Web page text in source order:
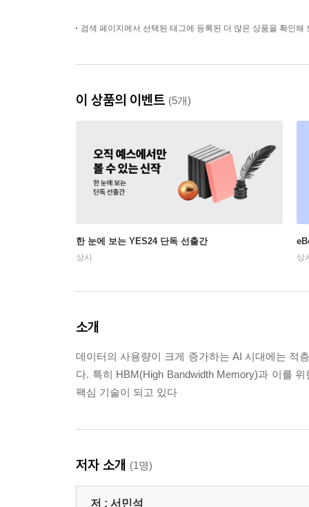
검색 페이지에서 선택된 태그에 등록된 더 많은 상품을 확인해
이 상품의 이벤트 (5개)
한 눈에 보는 YES24 단독 선출간
상시 상
소개
데이터의 사용량이 크게 증가하는 AI 시대에는 적
다. 특히 HBM(High Bandwidth Memory)과 이를
팩심 기술이 되고 있다
저자 소개 (1명)
저 : 서민석